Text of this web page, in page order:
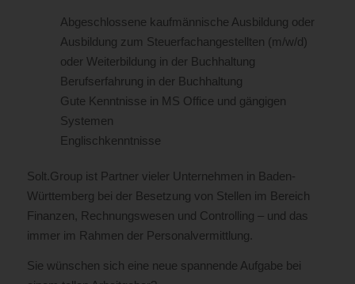
Abgeschlossene kaufmännische Ausbildung oder
Ausbildung zum Steuerfachangestellten (m/w/d)
oder Weiterbildung in der Buchhaltung
Berufserfahrung in der Buchhaltung
Gute Kenntnisse in MS Office und gängigen
Systemen
Englischkenntnisse
Solt.Group ist Partner vieler Unternehmen in Baden-
Württemberg bei der Besetzung von Stellen im Bereich
Finanzen, Rechnungswesen und Controlling – und das
immer im Rahmen der Personalvermittlung.
Sie wünschen sich eine neue spannende Aufgabe bei